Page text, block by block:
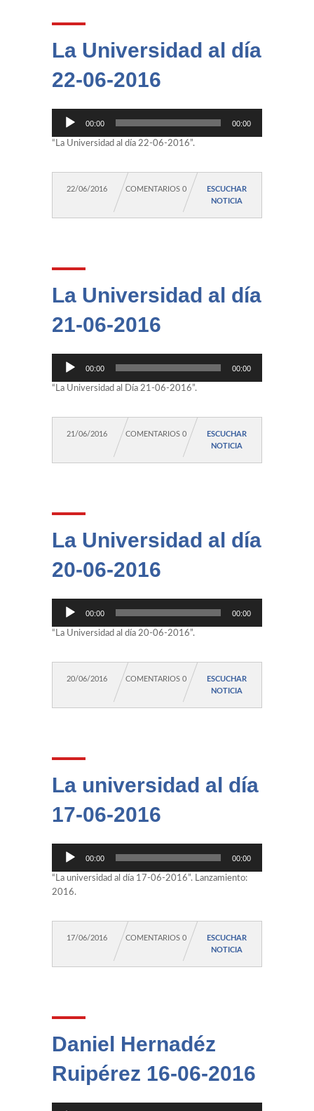
La Universidad al día
22-06-2016
Reproductor
audio
00:00 00:00
“La Universidad al día 22-06-2016”.
22/06/2016 COMENTARIOS 0
ESCUCHAR
NOTICIA
La Universidad al día
21-06-2016
Reproductor
audio
00:00 00:00
“La Universidad al Día 21-06-2016”.
21/06/2016 COMENTARIOS 0
ESCUCHAR
NOTICIA
La Universidad al día
20-06-2016
Reproductor
audio
00:00 00:00
“La Universidad al día 20-06-2016”.
20/06/2016 COMENTARIOS 0
ESCUCHAR
NOTICIA
La universidad al día
17-06-2016
Reproductor
audio
00:00 00:00
“La universidad al día 17-06-2016”. Lanzamiento:
2016.
17/06/2016 COMENTARIOS 0
ESCUCHAR
NOTICIA
Daniel Hernadéz
Ruipérez 16-06-2016
Reproductor